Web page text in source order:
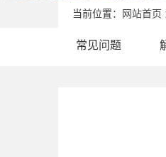
当前位置： 网站首页
常见问题